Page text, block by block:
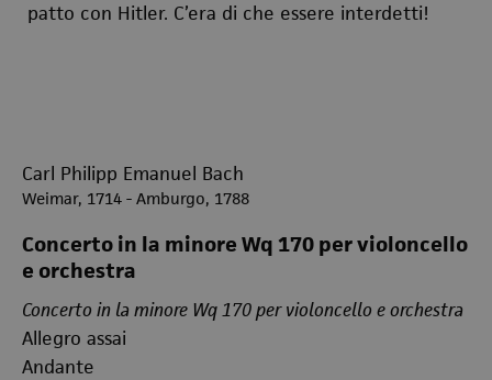
patto con Hitler. C’era di che essere interdetti!
Carl Philipp Emanuel Bach
Weimar, 1714 - Amburgo, 1788
Concerto in la minore Wq 170 per violoncello
e orchestra
Concerto in la minore Wq 170 per violoncello e orchestra
Allegro assai
Andante